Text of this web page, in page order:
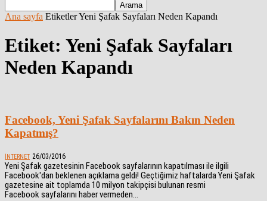
Ana sayfa EtiketlerYeni Şafak Sayfaları Neden Kapandı
Etiket: Yeni Şafak Sayfaları
Neden Kapandı
Facebook, Yeni Şafak Sayfalarını Bakın Neden
Kapatmış?
İNTERNET 26/03/2016
Yeni Şafak gazetesinin Facebook sayfalarının kapatılması ile ilgili
Facebook'dan beklenen açıklama geldi! Geçtiğimiz haftalarda Yeni Şafak
gazetesine ait toplamda 10 milyon takipçisi bulunan resmi
Facebook sayfalarını haber vermeden...